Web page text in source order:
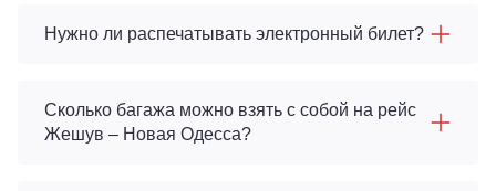
Нужно ли распечатывать электронный билет?
Сколько багажа можно взять с собой на рейс
Жешув – Новая Одесса?